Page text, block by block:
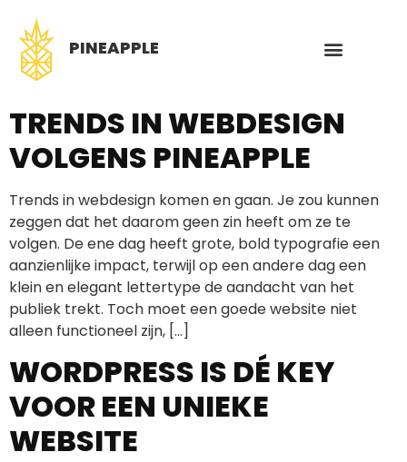
PINEAPPLE
TRENDS IN WEBDESIGN
VOLGENS PINEAPPLE
Trends in webdesign komen en gaan. Je zou kunnen
zeggen dat het daarom geen zin heeft om ze te
volgen. De ene dag heeft grote, bold typografie een
aanzienlijke impact, terwijl op een andere dag een
klein en elegant lettertype de aandacht van het
publiek trekt. Toch moet een goede website niet
alleen functioneel zijn, […]
WORDPRESS IS DÉ KEY
VOOR EEN UNIEKE
WEBSITE